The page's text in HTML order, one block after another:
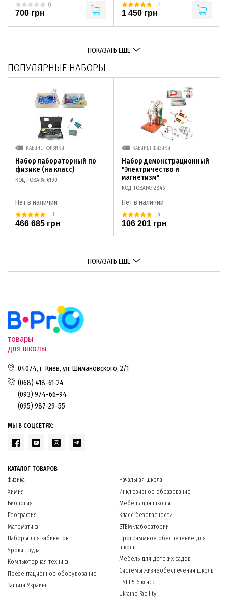
0
700 грн
3
1 450 грн
ПОКАЗАТЬ ЕЩЕ
ПОПУЛЯРНЫЕ НАБОРЫ
КАБИНЕТ ФИЗИКИ
Набор лабораторный по
физике (на класс)
КОД ТОВАРА: 6100
Нет в наличии
3
466 685 грн
КАБИНЕТ ФИЗИКИ
Набор демонстрационный
"Электричество и
магнетизм"
КОД ТОВАРА: 2846
Нет в наличии
4
106 201 грн
ПОКАЗАТЬ ЕЩЕ
товары
для школы
04074, г. Киев, ул. Шимановского, 2/1
(068) 418-61-24
(093) 974-66-94
(095) 987-29-55
МЫ В СОЦСЕТЯХ:
КАТАЛОГ ТОВАРОВ
Физика
Химия
Биология
География
Математика
Наборы для кабинетов
Уроки труда
Компьютерная техника
Презентационное оборудование
Защита Украины
Начальная школа
Инклюзивное образование
Мебель для школы
Класс безопасности
STEM-лаборатории
Программное обеспечение для
школы
Мебель для детских садов
Системы жизнеобеспечения школы
НУШ 5-6 класс
Ukraine Facility